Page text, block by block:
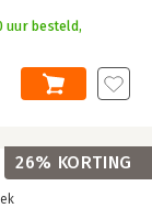
uur besteld,
26% KORTING